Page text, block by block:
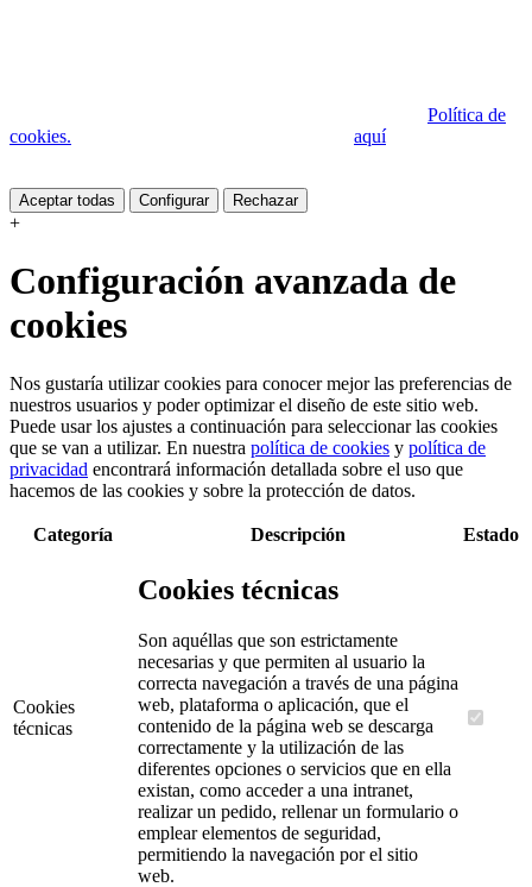
Política de
cookies.
aquíde como tratará
+
Configuración avanzada de
cookies
Nos gustaría utilizar cookies para conocer mejor las preferencias de
nuestros usuarios y poder optimizar el diseño de este sitio web.
Puede usar los ajustes a continuación para seleccionar las cookies
que se van a utilizar. En nuestra política de cookies y política de
privacidad encontrará información detallada sobre el uso que
hacemos de las cookies y sobre la protección de datos.
Categoría Descripción Estado
Cookies
técnicas
Cookies técnicas
Son aquéllas que son estrictamente
necesarias y que permiten al usuario la
correcta navegación a través de una página
web, plataforma o aplicación, que el
contenido de la página web se descarga
correctamente y la utilización de las
diferentes opciones o servicios que en ella
existan, como acceder a una intranet,
realizar un pedido, rellenar un formulario o
emplear elementos de seguridad,
permitiendo la navegación por el sitio
web.